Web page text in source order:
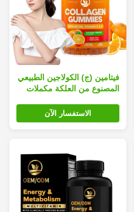
فيتامين (ج) الكولاجين الطبيعي
المصنوع من العلكة مكملات
الاستفسار الآن